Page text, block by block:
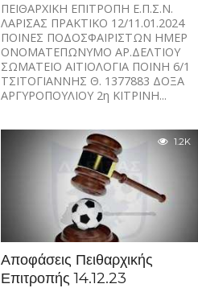
ΠΕΙΘΑΡΧΙΚΗ ΕΠΙΤΡΟΠΗ Ε.Π.Σ.Ν.
ΛΑΡΙΣΑΣ ΠΡΑΚΤΙΚΟ 12/11.01.2024
ΠΟΙΝΕΣ ΠΟΔΟΣΦΑΙΡΙΣΤΩΝ ΗΜΕΡ
ΟΝΟΜΑΤΕΠΩΝΥΜΟ ΑΡ.ΔΕΛΤΙΟΥ
ΣΩΜΑΤΕΙΟ ΑΙΤΙΟΛΟΓΙΑ ΠΟΙΝΗ 6/1
ΤΣΙΤΟΓΙΑΝΝΗΣ Θ. 1377883 ΔΟΞΑ
ΑΡΓΥΡΟΠΟΥΛΙΟΥ 2η ΚΙΤΡΙΝΗ...
1.2K
Αποφάσεις Πειθαρχικής
Επιτροπής 14.12.23